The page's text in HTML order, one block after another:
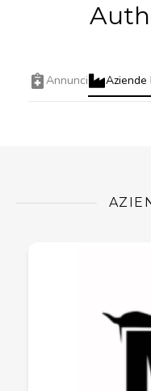
Annunci Aziende